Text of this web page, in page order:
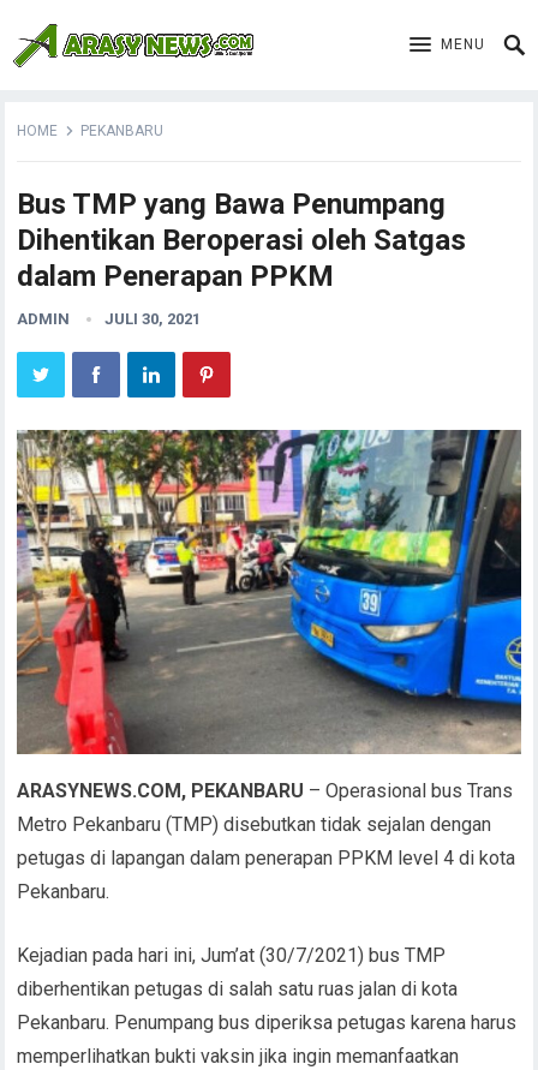
MENU
HOME PEKANBARU
Bus TMP yang Bawa Penumpang
Dihentikan Beroperasi oleh Satgas
dalam Penerapan PPKM
ADMIN JULI 30, 2021
ARASYNEWS.COM, PEKANBARU – Operasional bus Trans
Metro Pekanbaru (TMP) disebutkan tidak sejalan dengan
petugas di lapangan dalam penerapan PPKM level 4 di kota
Pekanbaru.
Kejadian pada hari ini, Jum’at (30/7/2021) bus TMP
diberhentikan petugas di salah satu ruas jalan di kota
Pekanbaru. Penumpang bus diperiksa petugas karena harus
memperlihatkan bukti vaksin jika ingin memanfaatkan